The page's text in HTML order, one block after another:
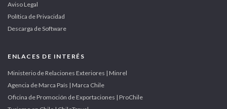
Aviso Legal
Política de Privacidad
Descarga de Software
ENLACES DE INTERÉS
Ministerio de Relaciones Exteriores | Minrel
Agencia de Marca País | Marca Chile
Oficina de Promoción de Exportaciones | ProChile